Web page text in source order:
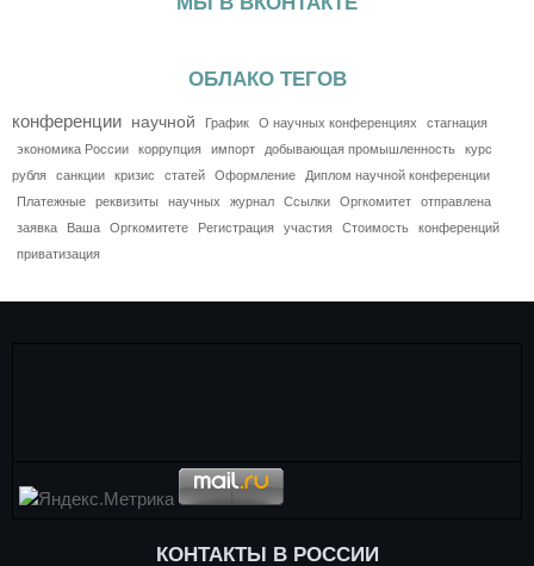
ОБЛАКО ТЕГОВ
конференции научной График О научных конференциях
стагнация
экономика России
коррупция импорт добывающая промышленность
курс
рубля
санкции кризис статей Оформление
Диплом научной конференции
Платежные
реквизиты научных журнал Ссылки Оргкомитет
отправлена
заявка
Ваша Оргкомитете Регистрация участия Стоимость
конференций
приватизация
КОНТАКТЫ В РОССИИ